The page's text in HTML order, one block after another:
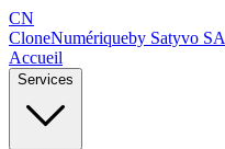
CN
CloneNumériqueby Satyvo SA
Accueil
Services